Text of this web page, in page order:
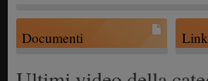
Documenti Link